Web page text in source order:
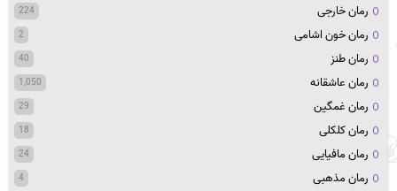
رمان خارجی 224
رمان خون اشامی 2
رمان طنز 40
رمان عاشقانه 1,050
رمان غمگین 29
رمان کلکلی 18
رمان مافیایی 24
رمان مذهبی 4